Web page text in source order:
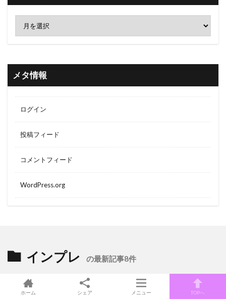
メタ情報
ログイン
投稿フィード
コメントフィード
WordPress.org
インプレ の最新記事8件
ホーム シェア メニュー TOPへ